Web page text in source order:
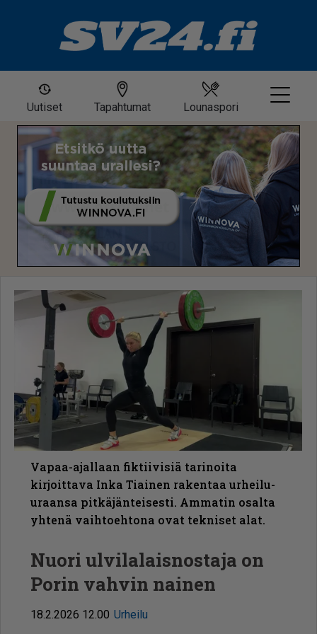
Uutiset Tapahtumat Lounaspori
Vapaa-ajallaan fiktiivisiä tarinoita
kirjoittava Inka Tiainen rakentaa urheilu-
uraansa pitkäjänteisesti. Ammatin osalta
yhtenä vaihtoehtona ovat tekniset alat.
Nuori ulvilalaisnostaja on
Porin vahvin nainen
18.2.2026 12.00 Urheilu